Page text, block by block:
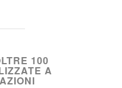
100
A